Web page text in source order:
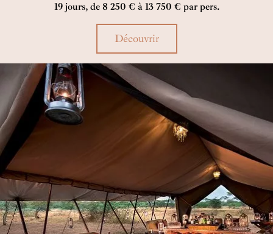
19 jours, de 8 250 € à 13 750 € par pers.
Découvrir